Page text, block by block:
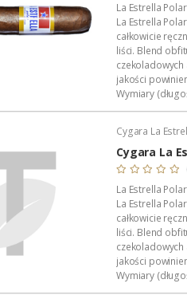
La Estrella
La Estrella
całkowicie
liści. Blend
czekoladowych
jakości
Wymiary
Liść okrywowy
Wkładka
Cygara La
Cygara La
La Estrella
La Estrella
całkowicie
liści. Blend
czekoladowych
jakości
Wymiary
Liść okrywowy